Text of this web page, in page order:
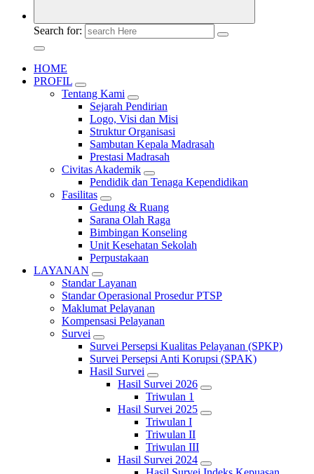
Search for:
HOME
PROFIL
Tentang Kami
Sejarah Pendirian
Logo, Visi dan Misi
Struktur Organisasi
Sambutan Kepala Madrasah
Prestasi Madrasah
Civitas Akademik
Pendidik dan Tenaga Kependidikan
Fasilitas
Gedung & Ruang
Sarana Olah Raga
Bimbingan Konseling
Unit Kesehatan Sekolah
Perpustakaan
LAYANAN
Standar Layanan
Standar Operasional Prosedur PTSP
Maklumat Pelayanan
Kompensasi Pelayanan
Survei
Survei Persepsi Kualitas Pelayanan (SPKP)
Survei Persepsi Anti Korupsi (SPAK)
Hasil Survei
Hasil Survei 2026
Triwulan 1
Hasil Survei 2025
Triwulan I
Triwulan II
Triwulan III
Hasil Survei 2024